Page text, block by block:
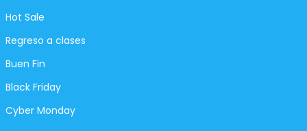
Hot Sale
Regreso a clases
Buen Fin
Black Friday
Cyber Monday